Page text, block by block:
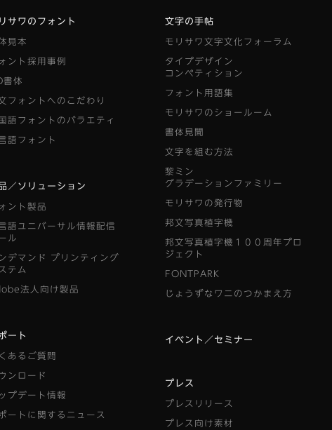
サワのフォント
見本
ント採用事例
書体
フォントへのこだわり
語フォントのバラエティ
語フォント
／ソリューション
ント製品
語ユニバーサル情報配信
ル
デマンド プリンティング
テム
法人向け製品
ート
あるご質問
ンロード
プデート情報
ートに関するニュース
文字の手帖
モリサワ文字文化フォーラム
タイプデザイン
コンペティション
フォント用語集
モリサワのショールーム
書体見聞
文字を組む方法
黎ミン
グラデーションファミリー
モリサワの発行物
邦文写真植字機
邦文写真植字機１００周年プロ
ジェクト
FONTPARK
じょうずなワニのつかまえ方
イベント／セミナー
プレス
プレスリリース
プレス向け素材